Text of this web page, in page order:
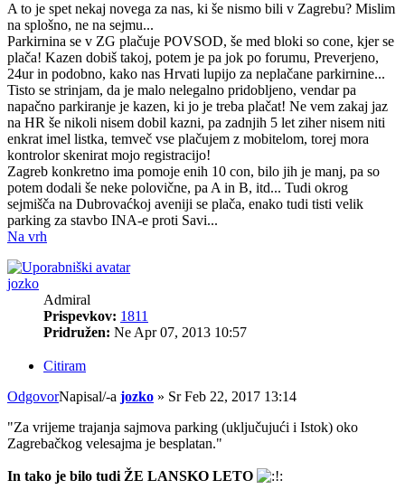
A to je spet nekaj novega za nas, ki še nismo bili v Zagrebu? Mislim
na splošno, ne na sejmu...
Parkirnina se v ZG plačuje POVSOD, še med bloki so cone, kjer se
plača! Kazen dobiš takoj, potem je pa jok po forumu, Preverjeno,
24ur in podobno, kako nas Hrvati lupijo za neplačane parkirnine...
Tisto se strinjam, da je malo nelegalno pridobljeno, vendar pa
napačno parkiranje je kazen, ki jo je treba plačat! Ne vem zakaj jaz
na HR še nikoli nisem dobil kazni, pa zadnjih 5 let ziher nisem niti
enkrat imel listka, temveč vse plačujem z mobitelom, torej mora
kontrolor skenirat mojo registracijo!
Zagreb konkretno ima pomoje enih 10 con, bilo jih je manj, pa so
potem dodali še neke polovične, pa A in B, itd... Tudi okrog
sejmišča na Dubrovaćkoj aveniji se plača, enako tudi tisti velik
parking za stavbo INA-e proti Savi...
Na vrh
jozko
Admiral
Prispevkov: 1811
Pridružen: Ne Apr 07, 2013 10:57
Citiram
OdgovorNapisal/-a jozko » Sr Feb 22, 2017 13:14
"Za vrijeme trajanja sajmova parking (uključujući i Istok) oko
Zagrebačkog velesajma je besplatan."
In tako je bilo tudi ŽE LANSKO LETO